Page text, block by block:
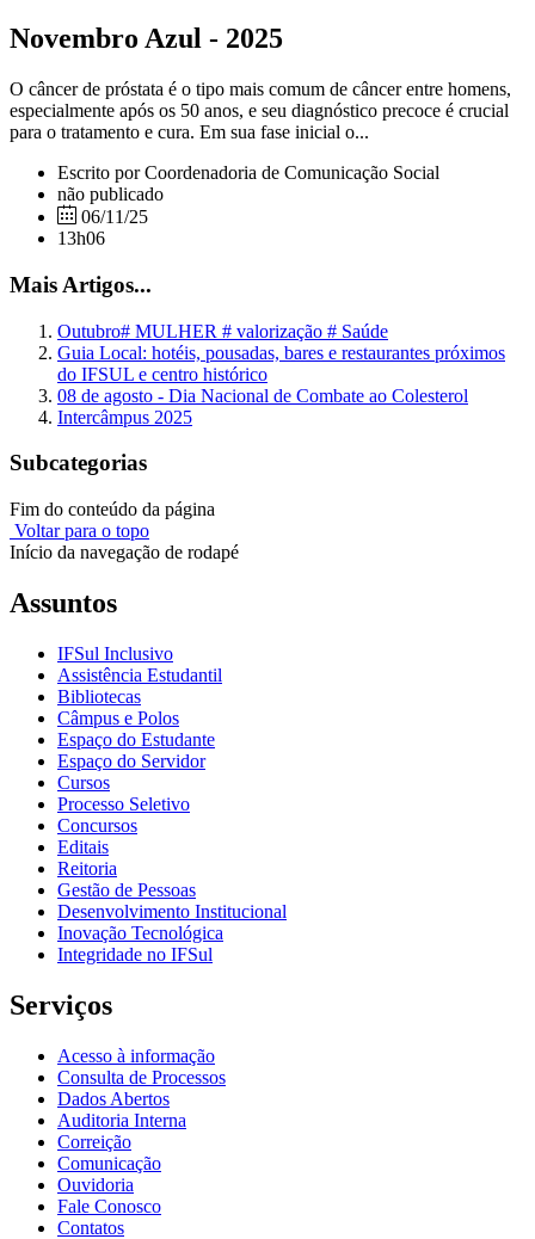
Novembro Azul - 2025
O câncer de próstata é o tipo mais comum de câncer entre homens,
especialmente após os 50 anos, e seu diagnóstico precoce é crucial
para o tratamento e cura. Em sua fase inicial o...
Escrito por Coordenadoria de Comunicação Social
não publicado
06/11/25
13h06
Mais Artigos...
Outubro# MULHER # valorização # Saúde
Guia Local: hotéis, pousadas, bares e restaurantes próximos
do IFSUL e centro histórico
08 de agosto - Dia Nacional de Combate ao Colesterol
Intercâmpus 2025
Subcategorias
Fim do conteúdo da página
Voltar para o topo
Início da navegação de rodapé
Assuntos
IFSul Inclusivo
Assistência Estudantil
Bibliotecas
Câmpus e Polos
Espaço do Estudante
Espaço do Servidor
Cursos
Processo Seletivo
Concursos
Editais
Reitoria
Gestão de Pessoas
Desenvolvimento Institucional
Inovação Tecnológica
Integridade no IFSul
Serviços
Acesso à informação
Consulta de Processos
Dados Abertos
Auditoria Interna
Correição
Comunicação
Ouvidoria
Fale Conosco
Contatos